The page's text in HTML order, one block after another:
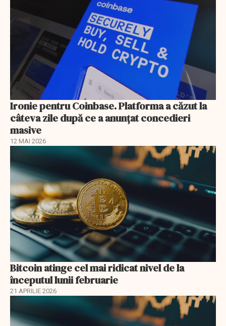
Ironie pentru Coinbase. Platforma a căzut la
câteva zile după ce a anunțat concedieri
masive
12 MAI 2026
Bitcoin atinge cel mai ridicat nivel de la
începutul lunii februarie
21 APRILIE 2026